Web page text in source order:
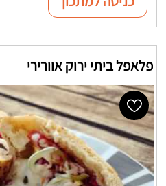
פלאפל ביתי ירוק אוורירי